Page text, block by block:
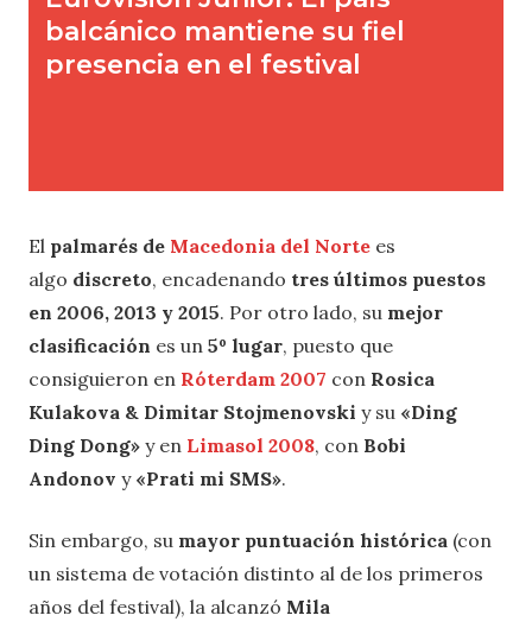
El palmarés de Macedonia del Norte es
algo discreto, encadenando tres últimos puestos
en 2006, 2013 y 2015. Por otro lado, su mejor
clasificación es un 5º lugar, puesto que
consiguieron en Róterdam 2007 con Rosica
Kulakova & Dimitar Stojmenovski y su «Ding
Ding Dong» y en Limasol 2008, con Bobi
Andonov y «Prati mi SMS».
Sin embargo, su mayor puntuación histórica (con
un sistema de votación distinto al de los primeros
años del festival), la alcanzó Mila